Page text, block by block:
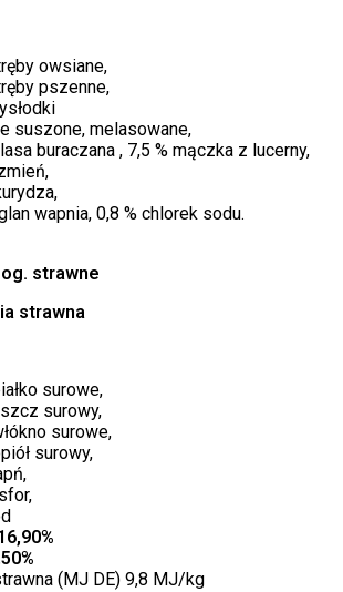
owsiane,
pszenne,
suszone, melasowane,
buraczana , 7,5 % mączka z lucerny,
wapnia, 0,8 % chlorek sodu.
strawne
strawna
surowe,
surowy,
surowe,
surowy,
(MJ DE) 9,8 MJ/kg